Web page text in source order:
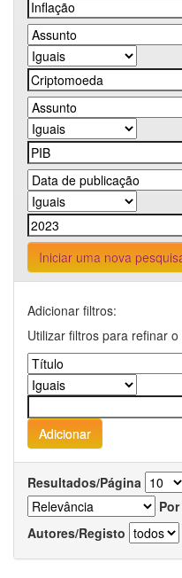
Iniciar uma nova
Adicionar filtros:
Utilizar filtros para refinar
Resultados/Página
Autores/Registo